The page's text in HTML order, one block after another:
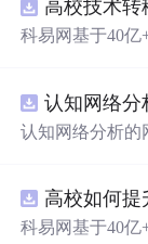
科易网基于40
新领域的AI+数
智能化发展。
认知网络分析的
高校如何提
科易网基于40